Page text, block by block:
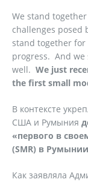
We stand
challenges posed
stand together
progress. And
well. We just
the first small
В контексте
США и Румыния
«первого в
(SMR) в
Как заявляла